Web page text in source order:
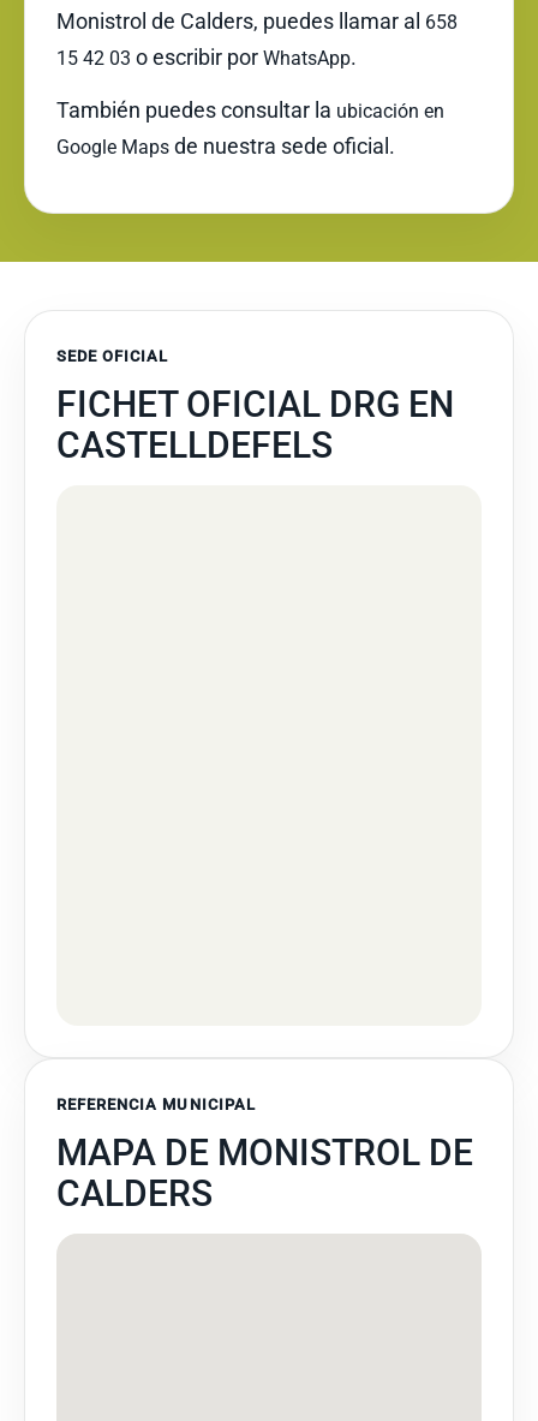
Monistrol de Calders, puedes llamar al 658
15 42 03 o escribir por WhatsApp.
También puedes consultar la ubicación en
Google Maps de nuestra sede oficial.
SEDE OFICIAL
FICHET OFICIAL DRG EN
CASTELLDEFELS
REFERENCIA MUNICIPAL
MAPA DE MONISTROL DE
CALDERS